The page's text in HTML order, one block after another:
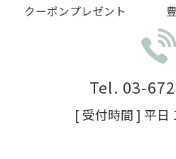
クーポンプレゼント
Tel. 03-
[ 受付時間 ] 平日